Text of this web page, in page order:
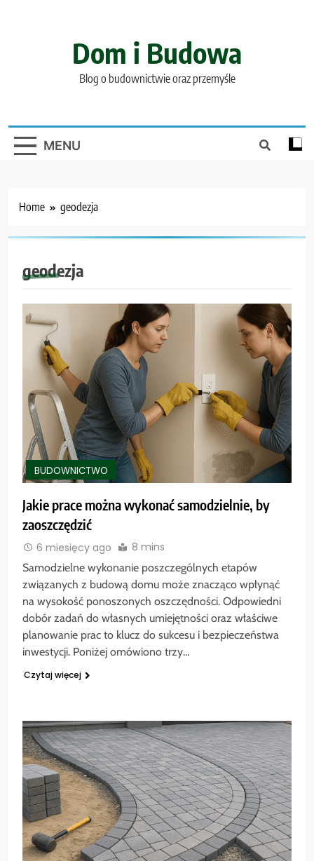
Dom i Budowa
Blog o budownictwie oraz przemyśle
MENU
Home geodezja
geodezja
BUDOWNICTWO
Jakie prace można wykonać samodzielnie, by
zaoszczędzić
6 miesięcy ago 8 mins
Samodzielne wykonanie poszczególnych etapów
związanych z budową domu może znacząco wpłynąć
na wysokość ponoszonych oszczędności. Odpowiedni
dobór zadań do własnych umiejętności oraz właściwe
planowanie prac to klucz do sukcesu i bezpieczeństwa
inwestycji. Poniżej omówiono trzy…
Czytaj więcej